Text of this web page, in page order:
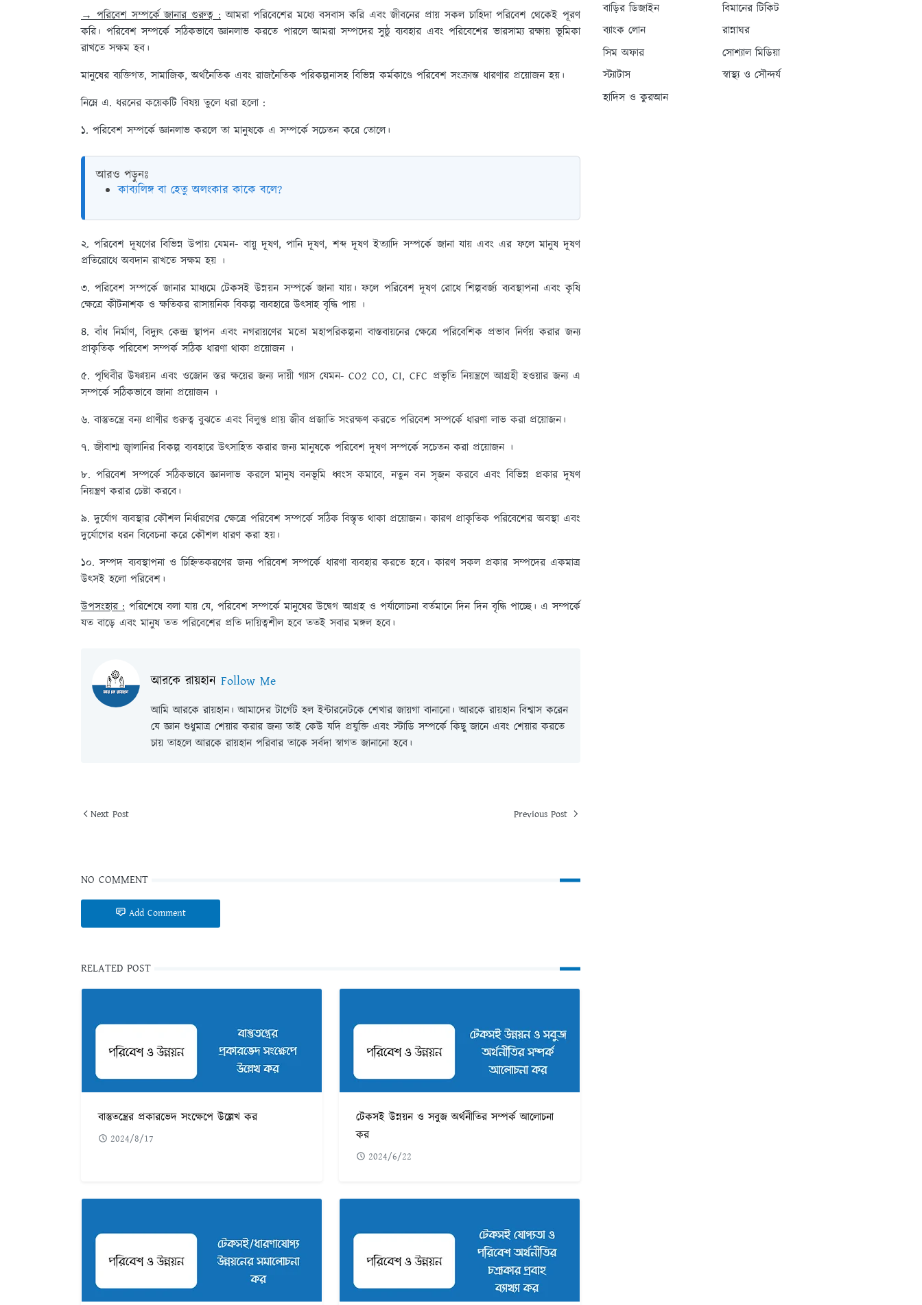
→ পরিবেশ সম্পর্কে জানার গুরুত্ব :আমরা পরিবেশের মধ্যে বসবাস করি এবং জীবনের প্রায় সকল চাহিদা পরিবেশ থেকেই পূরণ
করি। পরিবেশ সম্পর্কে সঠিকভাবে জ্ঞানলাভ করতে পারলে আমরা সম্পদের সুষ্ঠু ব্যবহার এবং পরিবেশের ভারসাম্য রক্ষায় ভূমিকা
রাখতে সক্ষম হব।
মানুষের ব্যক্তিগত, সামাজিক, অর্থনৈতিক এবং রাজনৈতিক পরিকল্পনাসহ বিভিন্ন কর্মকাণ্ডে পরিবেশ সংক্রান্ত ধারণার প্রয়োজন হয়।
নিম্নে এ. ধরনের কয়েকটি বিষয় তুলে ধরা হলো :
১. পরিবেশ সম্পর্কে জ্ঞানলাভ করলে তা মানুষকে এ সম্পর্কে সচেতন করে তোলে।
আরও পড়ুনঃ
কাব্যলিঙ্গ বা হেতু অলংকার কাকে বলে?
২. পরিবেশ দূষণের বিভিন্ন উপায় যেমন- বায়ু দূষণ, পানি দূষণ, শব্দ দূষণ ইত্যাদি সম্পর্কে জানা যায় এবং এর ফলে মানুষ দূষণ
প্রতিরোধে অবদান রাখতে সক্ষম হয় ।
৩. পরিবেশ সম্পর্কে জানার মাধ্যমে টেকসই উন্নয়ন সম্পর্কে জানা যায়। ফলে পরিবেশ দূষণ রোধে শিল্পবর্জ্য ব্যবস্থাপনা এবং কৃষি
ক্ষেত্রে কীটনাশক ও ক্ষতিকর রাসায়নিক বিকল্প ব্যবহারে উৎসাহ বৃদ্ধি পায় ।
৪. বাঁধ নির্মাণ, বিদ্যুৎ কেন্দ্র স্থাপন এবং নগরায়ণের মতো মহাপরিকল্পনা বাস্তবায়নের ক্ষেত্রে পরিবেশিক প্রভাব নির্ণয় করার জন্য
প্রাকৃতিক পরিবেশ সম্পর্ক সঠিক ধারণা থাকা প্রয়োজন ।
৫. পৃথিবীর উষ্ণায়ন এবং ওজোন স্তর ক্ষয়ের জন্য দায়ী গ্যাস যেমন- CO2 CO, CI, CFC প্রভৃতি নিয়ন্ত্রণে আগ্রহী হওয়ার জন্য এ
সম্পর্কে সঠিকভাবে জানা প্রয়োজন ।
৬. বাস্তুতন্ত্রে বন্য প্রাণীর গুরুত্ব বুঝতে এবং বিলুপ্ত প্রায় জীব প্রজাতি সংরক্ষণ করতে পরিবেশ সম্পর্কে ধারণা লাভ করা প্রয়োজন।
৭. জীবাশ্ম জ্বালানির বিকল্প ব্যবহারে উৎসাহিত করার জন্য মানুষকে পরিবেশ দূষণ সম্পর্কে সচেতন করা প্রয়োজন ।
৮. পরিবেশ সম্পর্কে সঠিকভাবে জ্ঞানলাভ করলে মানুষ বনভূমি ধ্বংস কমাবে, নতুন বন সৃজন করবে এবং বিভিন্ন প্রকার দূষণ
নিয়ন্ত্রণ করার চেষ্টা করবে।
৯. দুর্যোগ ব্যবস্থার কৌশল নির্ধারণের ক্ষেত্রে পরিবেশ সম্পর্কে সঠিক বিস্তৃত থাকা প্রয়োজন। কারণ প্রাকৃতিক পরিবেশের অবস্থা এবং
দুর্যোগের ধরন বিবেচনা করে কৌশল ধারণ করা হয়।
১০. সম্পদ ব্যবস্থাপনা ও চিহ্নিতকরণের জন্য পরিবেশ সম্পর্কে ধারণা ব্যবহার করতে হবে। কারণ সকল প্রকার সম্পদের একমাত্র
উৎসই হলো পরিবেশ।
উপসংহার : পরিশেষে বলা যায় যে, পরিবেশ সম্পর্কে মানুষের উদ্বেগ আগ্রহ ও পর্যালোচনা বর্তমানে দিন দিন বৃদ্ধি পাচ্ছে। এ সম্পর্কে
যত বাড়ে এবং মানুষ তত পরিবেশের প্রতি দায়িত্বশীল হবে ততই সবার মঙ্গল হবে।
আরকে রায়হান Follow Me
আমি আরকে রায়হান। আমাদের টার্গেট হল ইন্টারনেটকে শেখার জায়গা বানানো। আরকে রায়হান বিশ্বাস করেন
যে জ্ঞান শুধুমাত্র শেয়ার করার জন্য তাই কেউ যদি প্রযুক্তি এবং স্টাডি সম্পর্কে কিছু জানে এবং শেয়ার করতে
চায় তাহলে আরকে রায়হান পরিবার তাকে সর্বদা স্বাগত জানানো হবে।
Next Post Previous Post
NO COMMENT
Add Comment
RELATED POST
বাস্তুতন্ত্রের প্রকারভেদ সংক্ষেপে উল্লেখ কর
2024/8/17
টেকসই উন্নয়ন ও সবুজ অর্থনীতির সম্পর্ক আলোচনা
কর
2024/6/22
বাড়ির ডিজাইন
বিমানের টিকিট
ব্যাংক লোন
রান্নাঘর
সিম অফার
সোশ্যাল মিডিয়া
স্ট্যাটাস
স্বাস্থ্য ও সৌন্দর্য
হাদিস ও কুরআন